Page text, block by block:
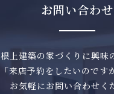
お問い合わせ
根上建築の家づくりに興味
「来店予約をしたいのです
お気軽にお問い合わせく